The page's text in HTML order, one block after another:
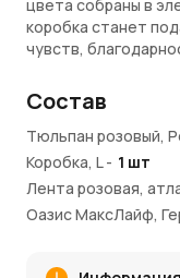
цвета собраны в
коробка станет
чувств,
Композиция в
Украшена
элегантность
Стильный
Заказ и
Состав
Тюльпан розовый,
Коробка, L- 1 шт
Лента розовая,
Оазис МаксЛайф,